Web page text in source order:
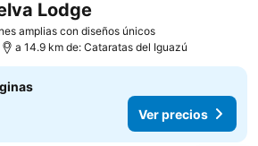
amplias con diseños únicos
Lodge
a 14.9 km de: Cataratas del Iguazú
Ver precios